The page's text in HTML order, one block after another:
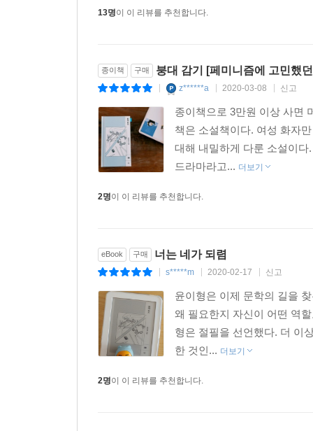
상처받을 준비가 되어 있다는 것
하지 않나 하는 생각이 들었”다고 밝힌 바 있다
사람의 등만 보는 춤을 주게 될지라도, 그가 준
것은 같아지는 것이 아니라 상처받을 준비가 되
끝나고 난 뒤에도 독자의 마음 깊숙한 곳에 환
잊지 말자고, 그것만으로도 삶은 앞으로 나아가
작가의 말
13명이 이 리뷰를 추천합니다.
종이책 구매 붕대 감기 [페미니즘에 고민했
z******a 2020-03-08 신고
종이책으로 3만원 이상 사면
책은 소설책이다. 여성 화자
대해 내밀하게 다룬 소설이
드라마라고... 더보기
2명이 이 리뷰를 추천합니다.
eBook 구매 너는 네가 되렴
s*****m 2020-02-17 신고
윤이형은 이제 문학의 길을
왜 필요한지 자신이 어떤 역
형은 절필을 선언했다. 더 이
한 것인... 더보기
2명이 이 리뷰를 추천합니다.